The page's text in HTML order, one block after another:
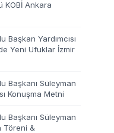
KOBİ Ankara
Başkan Yardımcısı
Yeni Ufuklar İzmir
Başkanı Süleyman
Konuşma Metni
Başkanı Süleyman
Töreni &